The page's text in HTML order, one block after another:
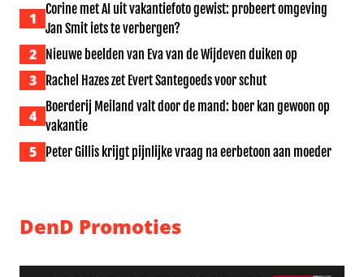
1
Corine met AI uit vakantiefoto gewist: probeert omgeving
Jan Smit iets te verbergen?
2 Nieuwe beelden van Eva van de Wijdeven duiken op
3 Rachel Hazes zet Evert Santegoeds voor schut
4
Boerderij Meiland valt door de mand: boer kan gewoon op
vakantie
5 Peter Gillis krijgt pijnlijke vraag na eerbetoon aan moeder
DenD Promoties